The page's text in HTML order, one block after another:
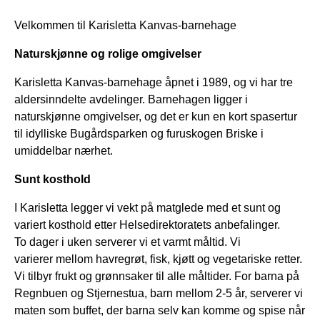
Velkommen til Karisletta Kanvas-barnehage
Naturskjønne og rolige omgivelser
Karisletta Kanvas-barnehage åpnet i 1989, og vi har tre
aldersinndelte avdelinger. Barnehagen ligger i
naturskjønne omgivelser, og det er kun en kort spasertur
til idylliske Bugårdsparken og furuskogen Briske i
umiddelbar nærhet.
Sunt kosthold
I Karisletta legger vi vekt på matglede med et sunt og
variert kosthold etter Helsedirektoratets anbefalinger.
To dager i uken serverer vi et varmt måltid. Vi
varierer mellom havregrøt, fisk, kjøtt og vegetariske retter.
Vi tilbyr frukt og grønnsaker til alle måltider. For barna på
Regnbuen og Stjernestua, barn mellom 2-5 år, serverer vi
maten som buffet, der barna selv kan komme og spise når